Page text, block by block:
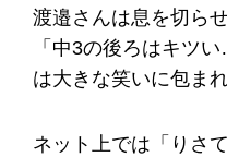
渡邉さんは息を切ら
「中3の後ろはキツ
は大きな笑いに包まれ
ネット上では「りさ